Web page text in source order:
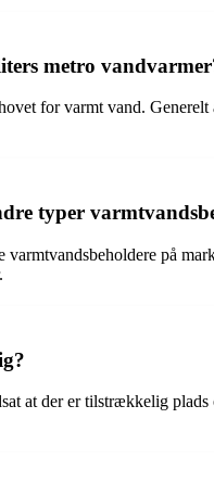
metro
for varmt vand.
typer
på
at der er tilstrækkelig